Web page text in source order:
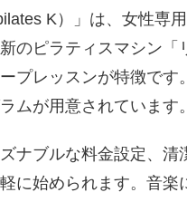
K）」は、女性専
のピラティスマシン
プレッスンが特徴で
ムが用意されています。
ナブルな料金設定、
に始められます。音